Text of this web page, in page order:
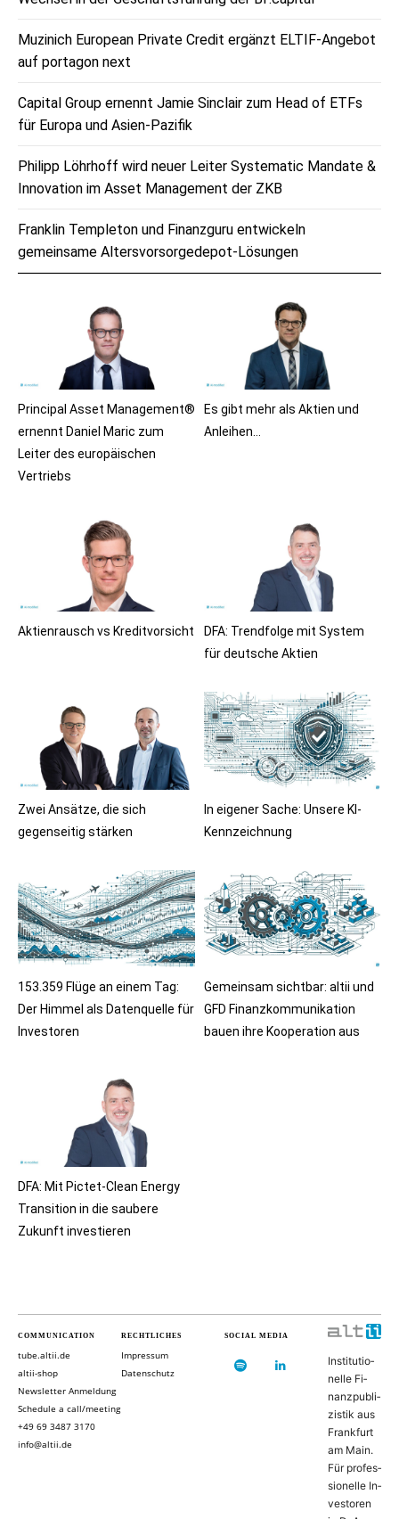
Principal Asset Management®
ernennt Daniel Maric zum
Leiter des europäischen
Vertriebs
Es gibt mehr als Aktien und
Anleihen…
Aktienrausch vs Kreditvorsicht
DFA: Trendfolge mit System
für deutsche Aktien
Zwei Ansätze, die sich
gegenseitig stärken
In eigener Sache: Unsere KI-
Kennzeichnung
153.359 Flüge an einem Tag:
Der Himmel als Datenquelle für
Investoren
Gemeinsam sichtbar: altii und
GFD Finanzkommunikation
bauen ihre Kooperation aus
DFA: Mit Pictet-Clean Energy
Transition in die saubere
Zukunft investieren
Muzinich European Private Credit ergänzt ELTIF-Angebot
auf portagon next
Capital Group ernennt Jamie Sinclair zum Head of ETFs
für Europa und Asien-Pazifik
Philipp Löhrhoff wird neuer Leiter Systematic Mandate &
Innovation im Asset Management der ZKB
Franklin Templeton und Finanzguru entwickeln
gemeinsame Altersvorsorgedepot-Lösungen
COMMUNICATION
tube.altii.de
altii-shop
Newsletter Anmeldung
Schedule a call/meeting
+49 69 3487 3170
info@altii.de
RECHTLICHES
Impressum
Datenschutz
SOCIAL MEDIA
In­sti­tu­ti­o­
nel­le Fi­
nanz­pu­bli­
zis­tik aus
Frank­furt
am Main.
Für pro­fes­
si­o­nel­le In­
ves­to­ren